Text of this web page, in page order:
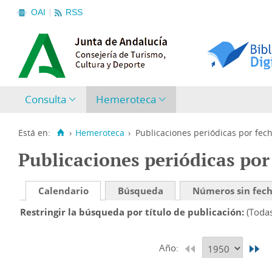
OAI RSS
Consulta Hemeroteca
Está en: › Hemeroteca › Publicaciones periódicas por
Publicaciones periódicas
Calendario Búsqueda
Números sin
Restringir la búsqueda por título de publicación
Año: